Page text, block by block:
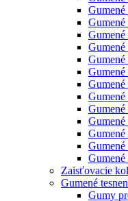
Zaisťovacie
Gumené
Gumy